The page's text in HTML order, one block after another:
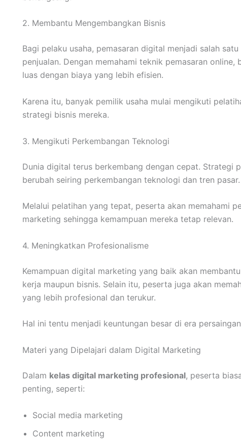
2. Membantu Mengembangkan Bisnis
Bagi pelaku usaha, pemasaran digital menjadi salah
penjualan. Dengan memahami teknik pemasaran
luas dengan biaya yang lebih efisien.
Karena itu, banyak pemilik usaha mulai mengikuti
strategi bisnis mereka.
3. Mengikuti Perkembangan Teknologi
Dunia digital terus berkembang dengan cepat. Strategi
berubah seiring perkembangan teknologi dan tren pasar.
Melalui pelatihan yang tepat, peserta akan memahami
marketing sehingga kemampuan mereka tetap relevan.
4. Meningkatkan Profesionalisme
Kemampuan digital marketing yang baik akan
kerja maupun bisnis. Selain itu, peserta juga akan
yang lebih profesional dan terukur.
Hal ini tentu menjadi keuntungan besar di era
Materi yang Dipelajari dalam Digital Marketing
Dalam kelas digital marketing profesional, peserta
penting, seperti:
Social media marketing
Content marketing